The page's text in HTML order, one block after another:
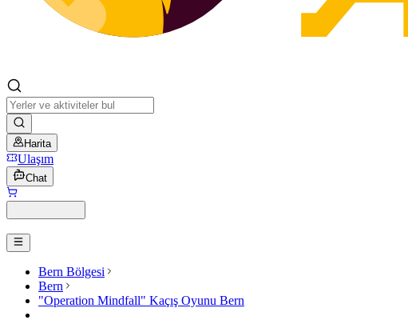
Harita
Ulaşım
Chat
Bern Bölgesi
Bern
"Operation Mindfall" Kaçış Oyunu Bern